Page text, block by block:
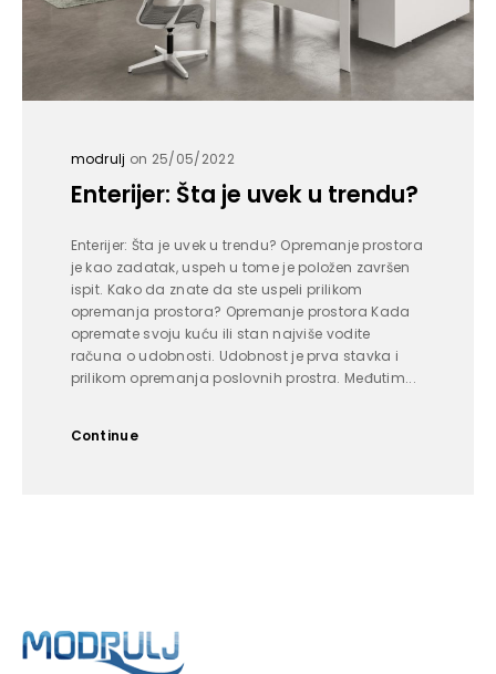
modrulj on 25/05/2022
Enterijer: Šta je uvek u trendu?
Enterijer: Šta je uvek u trendu? Opremanje prostora
je kao zadatak, uspeh u tome je položen završen
ispit. Kako da znate da ste uspeli prilikom
opremanja prostora? Opremanje prostora Kada
opremate svoju kuću ili stan najviše vodite
računa o udobnosti. Udobnost je prva stavka i
prilikom opremanja poslovnih prostra. Međutim...
Continue